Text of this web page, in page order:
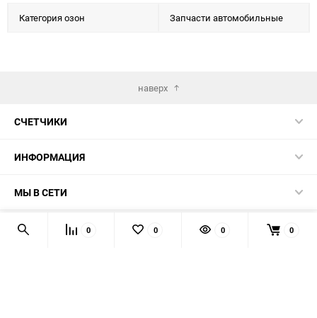
Категория озон Запчасти автомобильные
наверх
СЧЕТЧИКИ
ИНФОРМАЦИЯ
МЫ В СЕТИ
КОНТАКТЫ 0 0 0 0